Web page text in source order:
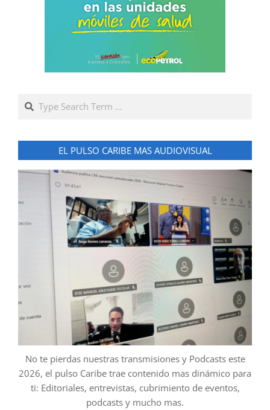
Search
EL PULSO CARIBE MAS AUDIOVISUAL
No te pierdas nuestras transmisiones y Podcasts este
2026, el pulso Caribe trae contenido mas dinámico para
ti: Editoriales, entrevistas, cubrimiento de eventos,
podcasts y mucho mas.